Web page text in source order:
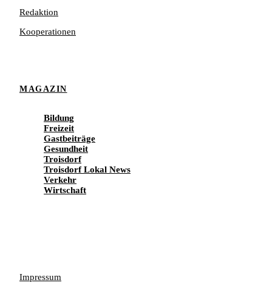
Redaktion
Kooperationen
MAGAZIN
Bildung
Freizeit
Gastbeiträge
Gesundheit
Troisdorf
Troisdorf Lokal News
Verkehr
Wirtschaft
Impressum